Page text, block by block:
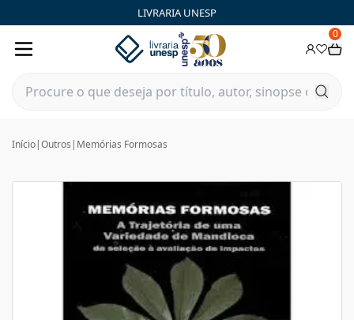
LIVRARIA UNESP
0
Início|Outros | Memórias Formosas